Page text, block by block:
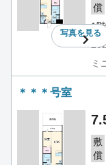
写真を見る
償
1
ミ
＊＊＊号室
敷
償